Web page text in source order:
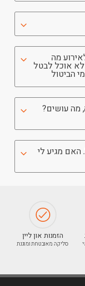
מה
אוכל לבטל
הביטול
מה עושים?
האם מגיע לי
הזמנות און ליין
סליקה מאובטחת ומוגנת